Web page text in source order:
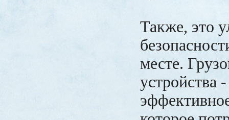
Также, это
месте.
устройства